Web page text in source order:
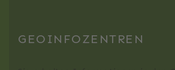
GEOINFOZENTREN